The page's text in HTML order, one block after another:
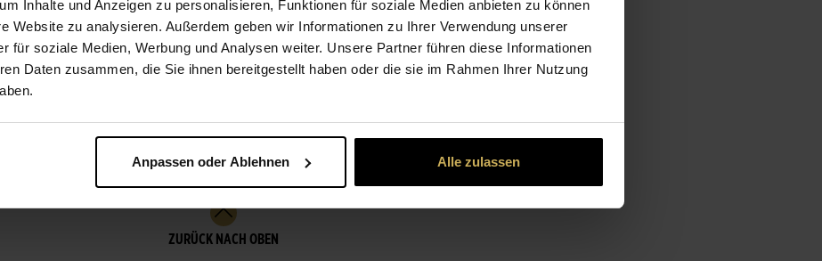
Inhalte und Anzeigen zu personalisieren, Funktionen für soziale Medien anbieten zu können
Website zu analysieren. Außerdem geben wir Informationen zu Ihrer Verwendung unserer
für soziale Medien, Werbung und Analysen weiter. Unsere Partner führen diese Informationen
Daten zusammen, die Sie ihnen bereitgestellt haben oder die sie im Rahmen Ihrer Nutzung
Anpassen oder Ablehnen Alle zulassen
zusammengestellt, die Ihnen gefallen könnten.
ZU ALLEN STRÄUSSEN
ZURÜCK NACH OBEN